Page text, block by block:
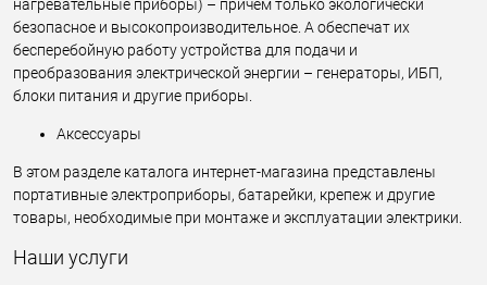
нагревательные приборы) – причем только экологически
безопасное и высокопроизводительное. А обеспечат их
бесперебойную работу устройства для подачи и
преобразования электрической энергии – генераторы, ИБП,
блоки питания и другие приборы.
Аксессуары
В этом разделе каталога интернет-магазина представлены
портативные электроприборы, батарейки, крепеж и другие
товары, необходимые при монтаже и эксплуатации электрики.
Наши услуги